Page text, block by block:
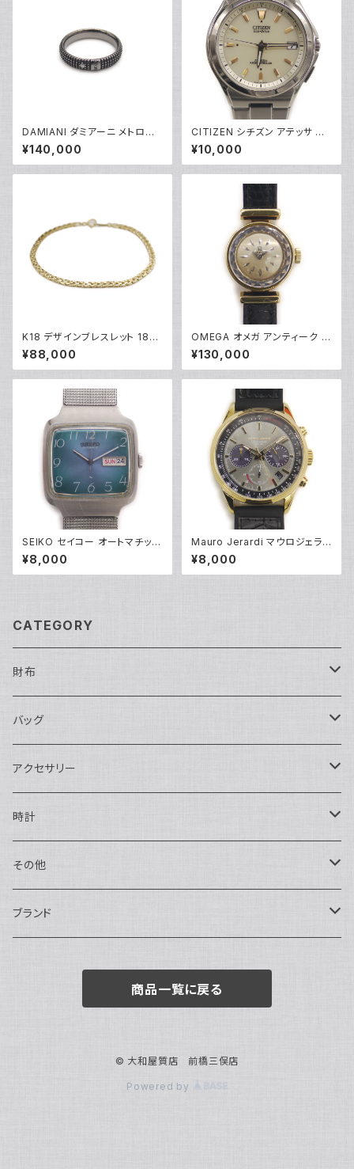
DAMIANI ダミアーニ メトロポ
リタンドリーム 1Pダイヤモンド
リング K18WG 18金 指輪 17号
Y05256
¥140,000
CITIZEN シチズン アテッサ エ
コドライブ ソーラー 電波時計 H
110-T011331 白文字盤 Y052
79
¥10,000
K18 デザインブレスレット 18金
チェーンブレスレット Y04933
¥88,000
OMEGA オメガ アンティーク カ
クテルカットガラス イエローゴ
ールドケース レディースウォッチ
手巻き時計 Y05287
¥130,000
SEIKO セイコー オートマチック
2409-3010 自動巻き スクエ
アダイアル アンティーク 青文字
盤 ※裏蓋個人名刻印あり Y05
¥8,000
Mauro Jerardi マウロジェラル
ディ ソーラー クロノグラフ 腕時
計 MJ063-5 グレー文字盤 Y0
5271
¥8,000
CATEGORY
財布
長財布
二つ折り
バッグ
ショルダーバッグ・ボディバッグ
ハンドバッグ・ポーチ
トートバッグ
バックパック・リュックサック
ボストンバッグ
アクセサリー
ネックレス
指輪
ピアス・イヤリング
チャーム・キーホルダー
時計
アナログ・機械式
アナログ・クォーツ
その他
ペン・万年筆
ブランド
BOTTEGA VENETA
商品一覧に戻る
© 大和屋質店 前橋三俣店
Powered by